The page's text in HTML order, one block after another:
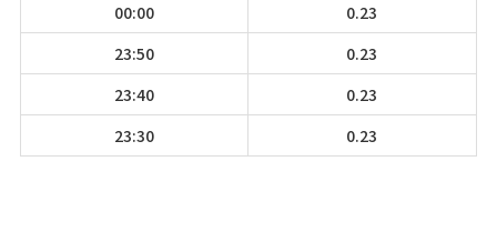
00:00
0.23
23:50
0.23
23:40
0.23
23:30
0.23